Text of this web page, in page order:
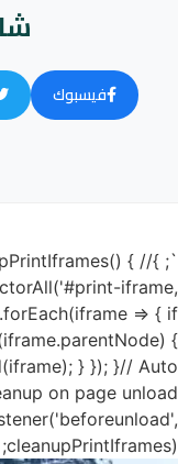
فيسبوك
{
iframe,
=> { if
{
} }); }// Auto
on page unload
cleanupPrintIframes);